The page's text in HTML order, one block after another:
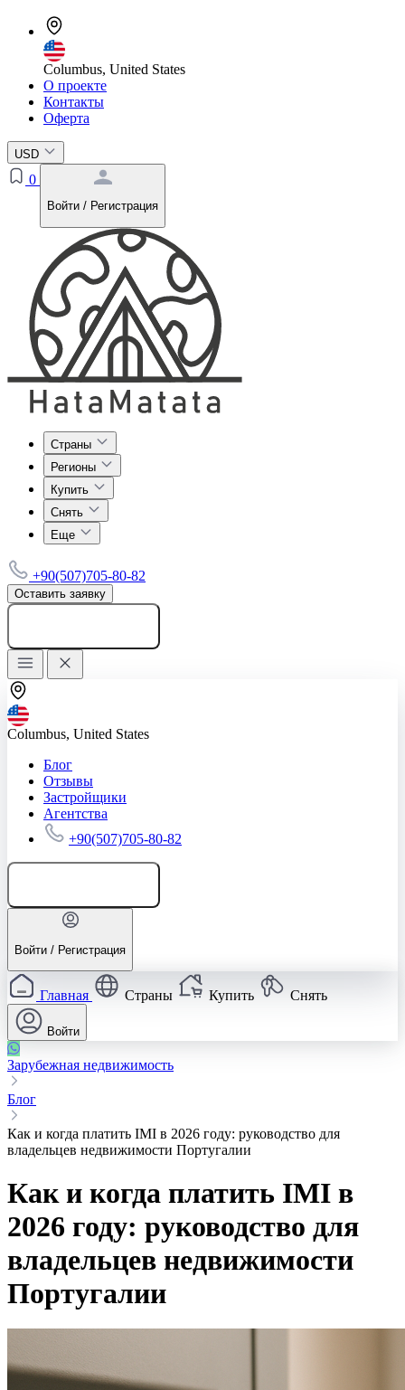
Columbus, United States
О проекте
Контакты
Оферта
USD
0
Войти / Регистрация
Страны
Регионы
Купить
Снять
Еще
+90(507)705-80-82
Оставить заявку
Columbus, United States
Блог
Отзывы
Застройщики
Агентства
+90(507)705-80-82
Войти / Регистрация
Главная Страны Купить Снять
Войти
Зарубежная недвижимость
Блог
Как и когда платить IMI в 2026 году: руководство для
владельцев недвижимости Португалии
Как и когда платить IMI в
2026 году: руководство для
владельцев недвижимости
Португалии